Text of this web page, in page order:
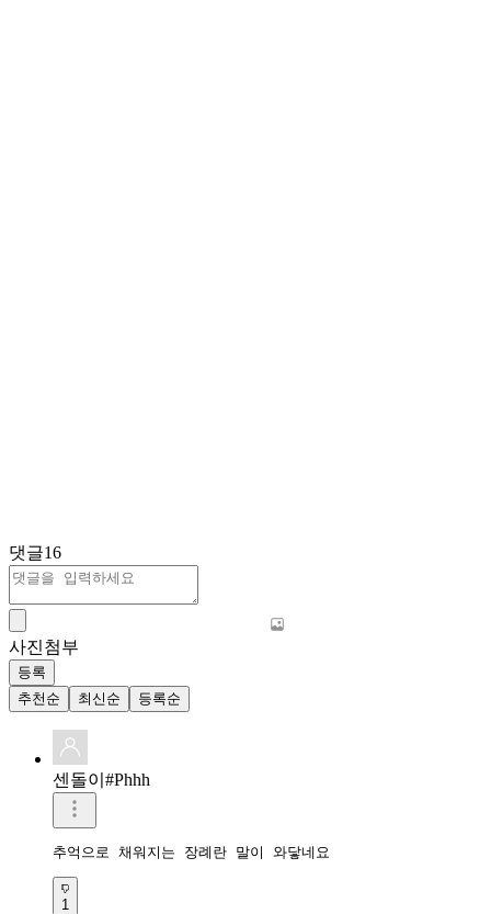
댓글16
사진첨부
등록
추천순
최신순 등록순
센돌이#Phhh
추억으로 채워지는 장례란 말이 와닿네요
1